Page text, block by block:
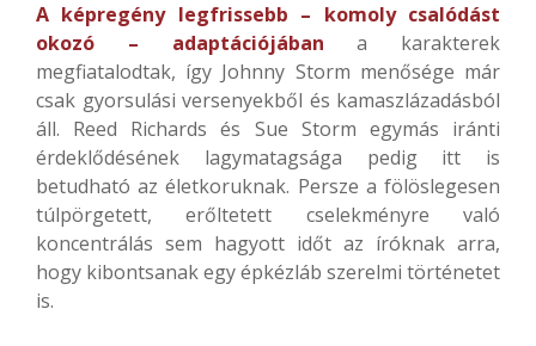
A képregény legfrissebb – komoly csalódást
okozó – adaptációjában a karakterek
megfiatalodtak, így Johnny Storm menősége már
csak gyorsulási versenyekből és kamaszlázadásból
áll. Reed Richards és Sue Storm egymás iránti
érdeklődésének lagymatagsága pedig itt is
betudható az életkoruknak. Persze a fölöslegesen
túlpörgetett, erőltetett cselekményre való
koncentrálás sem hagyott időt az íróknak arra,
hogy kibontsanak egy épkézláb szerelmi történetet
is.